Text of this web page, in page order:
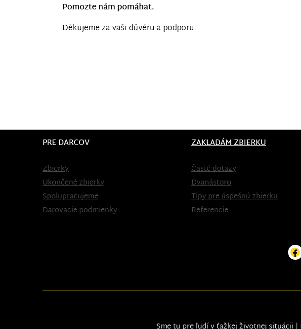
Pomozte nám pomáhat.
Děkujeme za vaši důvěru a podporu.
PRE DARCOV
Zbierky
Ukončené zbierky
Spolupracujeme
Darovacie podmienky
ZAKLADÁM ZBIERKU
Časté dotazy
Dvanástoro
Tipy pre úspešnú zbierku
Referencie